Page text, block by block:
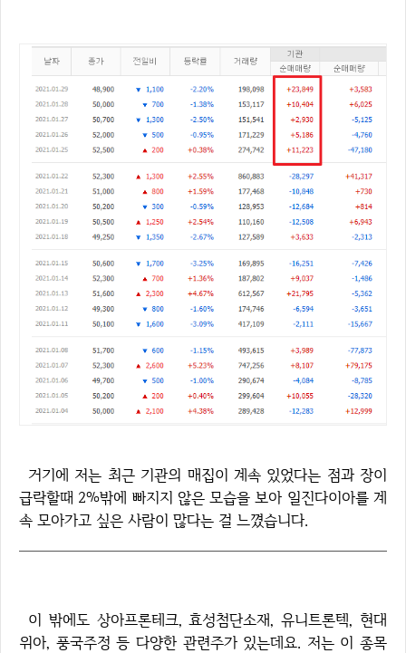
거기에 저는 최근 기관의 매집이 계속 있었다는 점과 장이
급락할때 2%밖에 빠지지 않은 모습을 보아 일진다이아를 계
속 모아가고 싶은 사람이 많다는 걸 느꼈습니다.
이 밖에도 상아프론테크, 효성첨단소재, 유니트론텍, 현대
위아, 풍국주정 등 다양한 관련주가 있는데요. 저는 이 종목